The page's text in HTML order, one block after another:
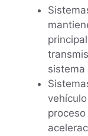
sistema